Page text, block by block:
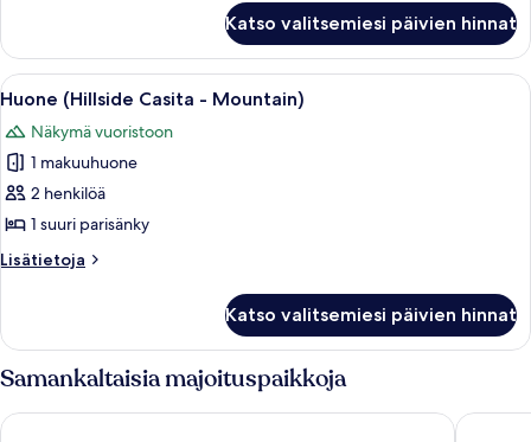
Sea)
kuvat
Casita
Ocean
Sea)
Katso valitsemiesi päivien hinnat
Avaa
kaikki
huonetyypin
Huone
(Hillside
Casita
-
Mountain)
Tilava makuuhuone, jossa on suuri
5
Huone (Hillside Casita - Mountain)
Näkymä vuoristoon
1 makuuhuone
2 henkilöä
1 suuri parisänky
Lisätietoja
Lisätietoja
Casita
Mountain)
Katso valitsemiesi päivien hinnat
Samankaltaisia majoituspaikkoja
Two Seasons Coron Bayside Hotel Zuri